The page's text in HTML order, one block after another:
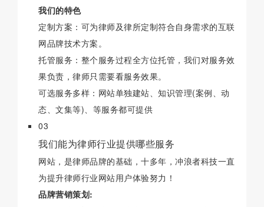
我们的特色
定制方案：可为律师及律所定制符合自身需求的互联
网品牌技术方案。
托管服务：整个服务过程全方位托管，我们对服务效
果负责，律师只需要看服务效果。
可选服务多样：网站单独建站、知识管理(案例、动
态、文集等)、等服务都可提供
03
我们能为律师行业提供哪些服务
网站，是律师品牌的基础，十多年，冲浪者科技一直
为提升律师行业网站用户体验努力！
品牌营销策划: